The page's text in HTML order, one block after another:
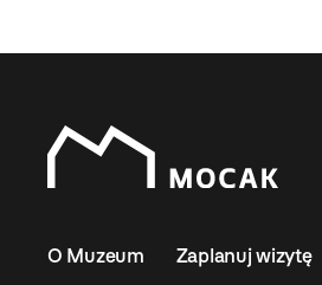
O Muzeum Zaplanuj wizytę